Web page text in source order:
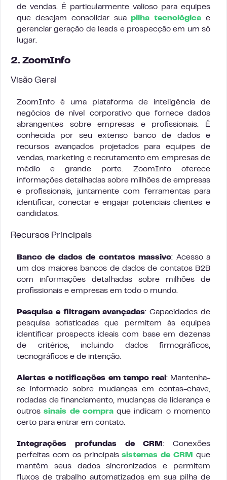
de vendas. É particularmente valioso para equipes
que desejam consolidar suapilha tecnológica e
gerenciar geração de leads e prospecção em um só
lugar.
2. ZoomInfo
Visão Geral
ZoomInfo é uma plataforma de inteligência de
negócios de nível corporativo que fornece dados
abrangentes sobre empresas e profissionais. É
conhecida por seu extenso banco de dados e
recursos avançados projetados para equipes de
vendas, marketing e recrutamento em empresas de
médio e grande porte. ZoomInfo oferece
informações detalhadas sobre milhões de empresas
e profissionais, juntamente com ferramentas para
identificar, conectar e engajar potenciais clientes e
candidatos.
Recursos Principais
Banco de dados de contatos massivo: Acesso a
um dos maiores bancos de dados de contatos B2B
com informações detalhadas sobre milhões de
profissionais e empresas em todo o mundo.
Pesquisa e filtragem avançadas: Capacidades de
pesquisa sofisticadas que permitem às equipes
identificar prospects ideais com base em dezenas
de critérios, incluindo dados firmográficos,
tecnográficos e de intenção.
Alertas e notificações em tempo real : Mantenha-
se informado sobre mudanças em contas-chave,
rodadas de financiamento, mudanças de liderança e
outrossinais de compraque indicam o momento
certo para entrar em contato.
Integrações profundas de CRM: Conexões
perfeitas com os principaissistemas de CRM
que
mantêm seus dados sincronizados e permitem
fluxos de trabalho automatizados em sua pilha de